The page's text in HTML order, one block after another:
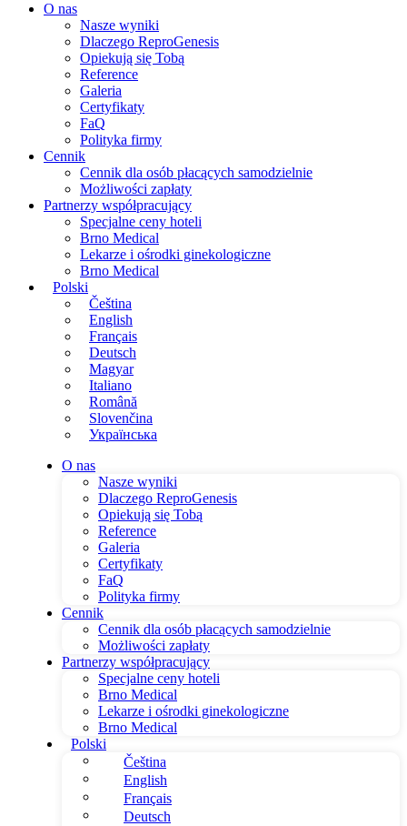
O nas
Nasze wyniki
Dlaczego ReproGenesis
Opiekują się Tobą
Reference
Galeria
Certyfikaty
FaQ
Polityka firmy
Cennik
Cennik dla osób płacących samodzielnie
Możliwości zapłaty
Partnerzy współpracujący
Specjalne ceny hoteli
Brno Medical
Lekarze i ośrodki ginekologiczne
Brno Medical
Polski
Čeština
English
Français
Deutsch
Magyar
Italiano
Română
Slovenčina
Українська
O nas
Nasze wyniki
Dlaczego ReproGenesis
Opiekują się Tobą
Reference
Galeria
Certyfikaty
FaQ
Polityka firmy
Cennik
Cennik dla osób płacących samodzielnie
Możliwości zapłaty
Partnerzy współpracujący
Specjalne ceny hoteli
Brno Medical
Lekarze i ośrodki ginekologiczne
Brno Medical
Polski
Čeština
English
Français
Deutsch